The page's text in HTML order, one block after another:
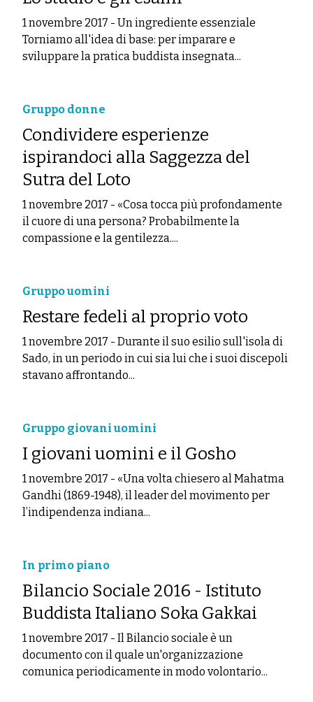
1 novembre 2017 - Un ingrediente essenziale
Torniamo all'idea di base: per imparare e
sviluppare la pratica buddista insegnata...
Gruppo donne
Condividere esperienze
ispirandoci alla Saggezza del
Sutra del Loto
1 novembre 2017 - «Cosa tocca più profondamente
il cuore di una persona? Probabilmente la
compassione e la gentilezza....
Gruppo uomini
Restare fedeli al proprio voto
1 novembre 2017 - Durante il suo esilio sull'isola di
Sado, in un periodo in cui sia lui che i suoi discepoli
stavano affrontando...
Gruppo giovani uomini
I giovani uomini e il Gosho
1 novembre 2017 - «Una volta chiesero al Mahatma
Gandhi (1869-1948), il leader del movimento per
l’indipendenza indiana...
In primo piano
Bilancio Sociale 2016 - Istituto
Buddista Italiano Soka Gakkai
1 novembre 2017 - Il Bilancio sociale è un
documento con il quale un'organizzazione
comunica periodicamente in modo volontario...